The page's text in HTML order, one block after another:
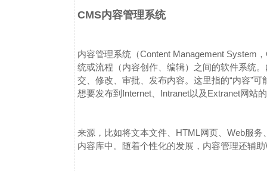
CMS内容管理系统
内容管理系统（Content Management System
统或流程（内容创作、编辑）之间的软件系统
交、修改、审批、发布内容。这里指的“内容”
想要发布到Internet、Intranet以及Extranet网站
来源，比如将文本文件、HTML网页、Web服
内容库中。 随着个性化的发展，内容管理还辅